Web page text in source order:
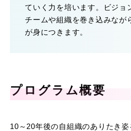
ていく力を培います。ビジョ
チームや組織を巻き込みなが
が身につきます。
プログラム概要
10～20年後の自組織のありたき